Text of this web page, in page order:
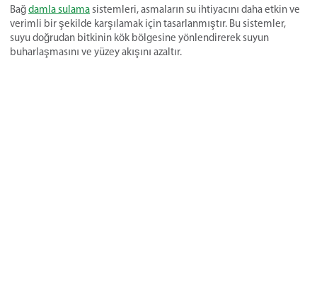
Bağdamla sulamasistemleri, asmaların su ihtiyacını daha etkin ve
verimli bir şekilde karşılamak için tasarlanmıştır. Bu sistemler,
suyu doğrudan bitkinin kök bölgesine yönlendirerek suyun
buharlaşmasını ve yüzey akışını azaltır.